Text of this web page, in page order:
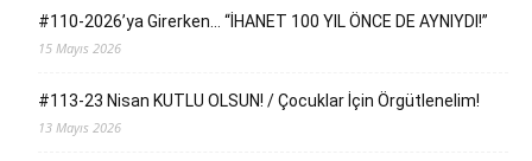
#110-2026’ya Girerken… “İHANET 100 YIL ÖNCE DE AYNIYDI!”
15 Mayıs 2026
#113-23 Nisan KUTLU OLSUN! / Çocuklar İçin Örgütlenelim!
13 Mayıs 2026